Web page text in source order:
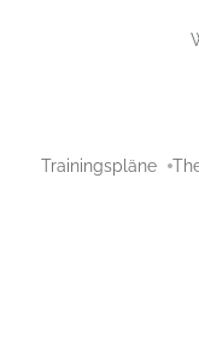
Trainingspläne